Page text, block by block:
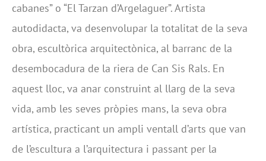
cabanes” o “El Tarzan d’Argelaguer”. Artista
autodidacta, va desenvolupar la totalitat de la seva
obra, escultòrica arquitectònica, al barranc de la
desembocadura de la riera de Can Sis Rals. En
aquest lloc, va anar construint al llarg de la seva
vida, amb les seves pròpies mans, la seva obra
artística, practicant un ampli ventall d’arts que van
de l’escultura a l’arquitectura i passant per la